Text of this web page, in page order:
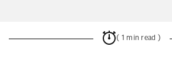
( 1 min read )